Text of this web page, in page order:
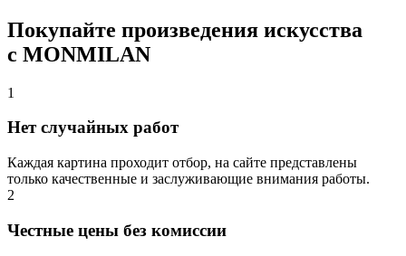
Покупайте произведения искусства
с MONMILAN
1
Нет случайных работ
Каждая картина проходит отбор, на сайте представлены
только качественные и заслуживающие внимания работы.
2
Честные цены без комиссии